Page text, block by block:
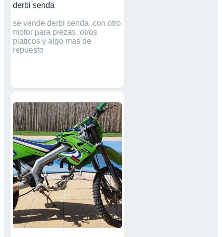
derbi senda
se vende derbi senda ,con otro
motor para piezas, otros
platicos y algo mas de
repuesto